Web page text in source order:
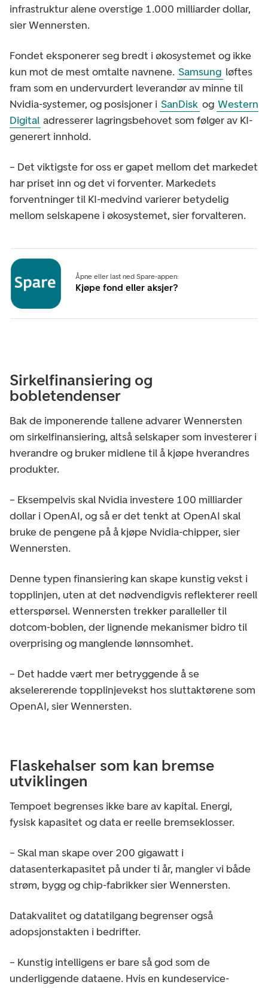
infrastruktur alene overstige 1.000 milliarder dollar,
sier Wennersten.
Fondet eksponerer seg bredt i økosystemet og ikke
kun mot de mest omtalte navnene. Samsung løftes
fram som en undervurdert leverandør av minne til
Nvidia-systemer, og posisjoner i SanDisk og Western
Digital adresserer lagringsbehovet som følger av KI-
generert innhold.
– Det viktigste for oss er gapet mellom det markedet
har priset inn og det vi forventer. Markedets
forventninger til KI-medvind varierer betydelig
mellom selskapene i økosystemet, sier forvalteren.
Åpne eller last ned Spare-appen:
Kjøpe fond eller aksjer?
Sirkelfinansiering og
bobletendenser
Bak de imponerende tallene advarer Wennersten
om sirkelfinansiering, altså selskaper som investerer i
hverandre og bruker midlene til å kjøpe hverandres
produkter.
– Eksempelvis skal Nvidia investere 100 milliarder
dollar i OpenAI, og så er det tenkt at OpenAI skal
bruke de pengene på å kjøpe Nvidia-chipper, sier
Wennersten.
Denne typen finansiering kan skape kunstig vekst i
topplinjen, uten at det nødvendigvis reflekterer reell
etterspørsel. Wennersten trekker paralleller til
dotcom-boblen, der lignende mekanismer bidro til
overprising og manglende lønnsomhet.
– Det hadde vært mer betryggende å se
akselererende topplinjevekst hos sluttaktørene som
OpenAI, sier Wennersten.
Flaskehalser som kan bremse
utviklingen
Tempoet begrenses ikke bare av kapital. Energi,
fysisk kapasitet og data er reelle bremseklosser.
– Skal man skape over 200 gigawatt i
datasenterkapasitet på under ti år, mangler vi både
strøm, bygg og chip-fabrikker sier Wennersten.
Datakvalitet og datatilgang begrenser også
adopsjonstakten i bedrifter.
– Kunstig intelligens er bare så god som de
underliggende dataene. Hvis en kundeservice-